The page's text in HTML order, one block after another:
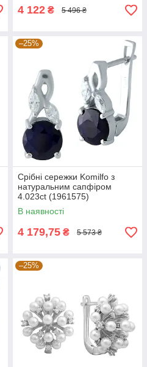
4 122 ₴ 5 496 ₴
–25%
Срібні сережки Komilfo з
натуральним сапфіром
4.023ct (1961575)
В наявності
4 179,75 ₴ 5 573 ₴
–25%